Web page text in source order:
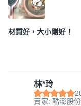
材質好，大小剛好！
林*玲
賣家: 酷澎股